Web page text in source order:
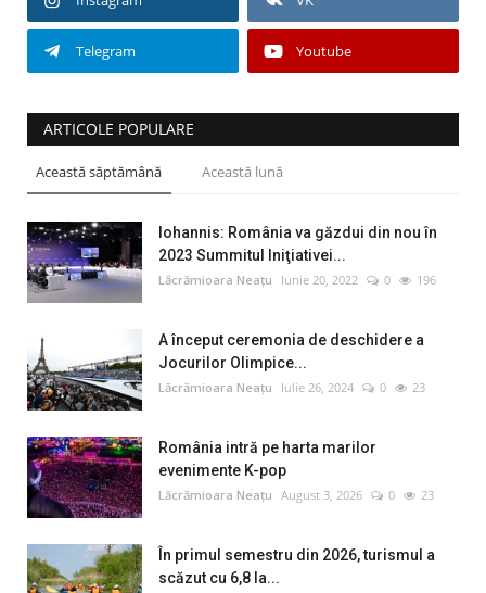
Telegram Youtube
ARTICOLE POPULARE
Această săptămână Această lună
Iohannis: România va găzdui din nou în
2023 Summitul Iniţiativei...
Lăcrămioara Neațu Iunie 20, 2022 0 196
A început ceremonia de deschidere a
Jocurilor Olimpice...
Lăcrămioara Neațu Iulie 26, 2024 0 23
România intră pe harta marilor
evenimente K-pop
Lăcrămioara Neațu August 3, 2026 0 23
În primul semestru din 2026, turismul a
scăzut cu 6,8 la...